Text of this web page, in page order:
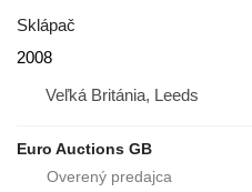
Sklápač
2008
Veľká Británia, Leeds
Euro Auctions GB